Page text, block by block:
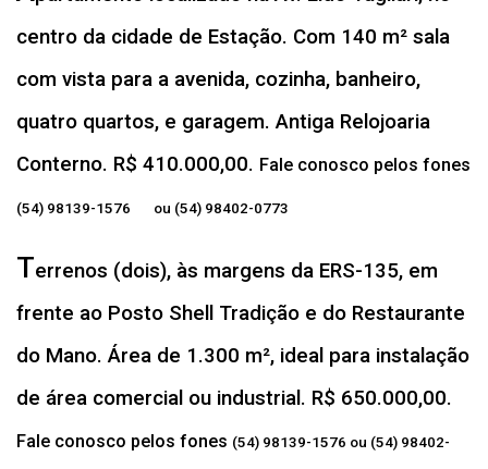
centro da cidade de Estação. Com 140 m² sala
com vista para a avenida, cozinha, banheiro,
quatro quartos, e garagem. Antiga Relojoaria
Conterno. R$ 410.000,00. Fale conosco pelos fones
(54) 98139-1576 ou (54) 98402-0773
Terrenos (dois), às margens da ERS-135, em
frente ao Posto Shell Tradição e do Restaurante
do Mano. Área de 1.300 m², ideal para instalação
de área comercial ou industrial. R$ 650.000,00.
Fale conosco pelos fones (54) 98139-1576 ou (54) 98402-